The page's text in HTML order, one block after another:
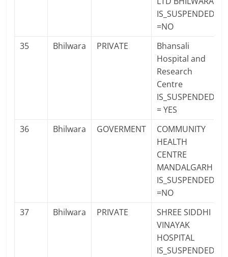
IS_SUSPENDED
=NO
35
Bhilwara PRIVATE
Bhansali
Hospital and
Research
Centre
IS_SUSPENDED
= YES
36 Bhilwara GOVERMENT
COMMUNITY
HEALTH
CENTRE
MANDALGARH
IS_SUSPENDED
=NO
37 Bhilwara PRIVATE
SHREE SIDDHI
VINAYAK
HOSPITAL
IS_SUSPENDED